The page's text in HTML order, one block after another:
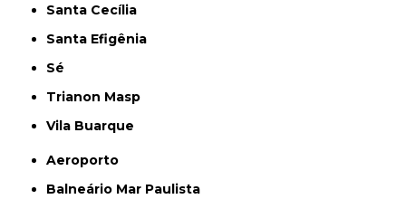
Santa Cecília
Santa Efigênia
Sé
Trianon Masp
Vila Buarque
Aeroporto
Balneário Mar Paulista